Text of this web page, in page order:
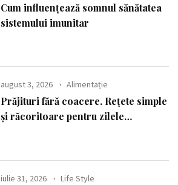
Cum influențează somnul sănătatea
sistemului imunitar
august 3, 2026 Alimentație
Prăjituri fără coacere. Rețete simple
și răcoritoare pentru zilele
iulie 31, 2026 Life Style